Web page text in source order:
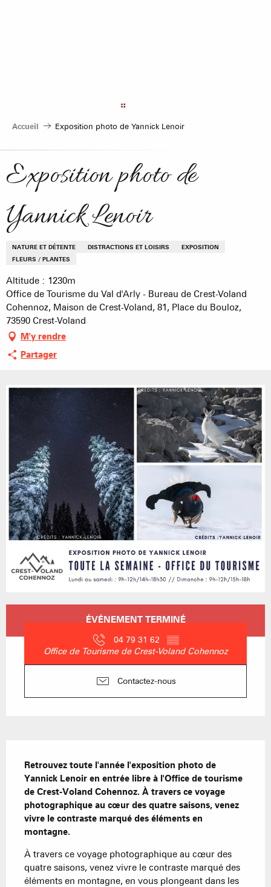
Accueil Exposition photo de Yannick Lenoir
Exposition photo de
Yannick Lenoir
NATURE ET DÉTENTE DISTRACTIONS ET LOISIRS
EXPOSITION
FLEURS / PLANTES
Altitude : 1230m
Office de Tourisme du Val d'Arly - Bureau de Crest-Voland
Cohennoz, Maison de Crest-Voland, 81, Place du Bouloz,
73590 Crest-Voland
M'y rendre
Partager
Ouverture et coordonnées
ÉVÉNEMENT TERMINÉ
04 79 31 62 ▒▒
Office de Tourisme de Crest-Voland Cohennoz
Contactez-nous
Retrouvez toute l'année l'exposition photo de
Yannick Lenoir en entrée libre à l'Office de tourisme
de Crest-Voland Cohennoz. À travers ce voyage
photographique au cœur des quatre saisons, venez
vivre le contraste marqué des éléments en
montagne.
À travers ce voyage photographique au cœur des
quatre saisons, venez vivre le contraste marqué des
éléments en montagne, en vous plongeant dans les